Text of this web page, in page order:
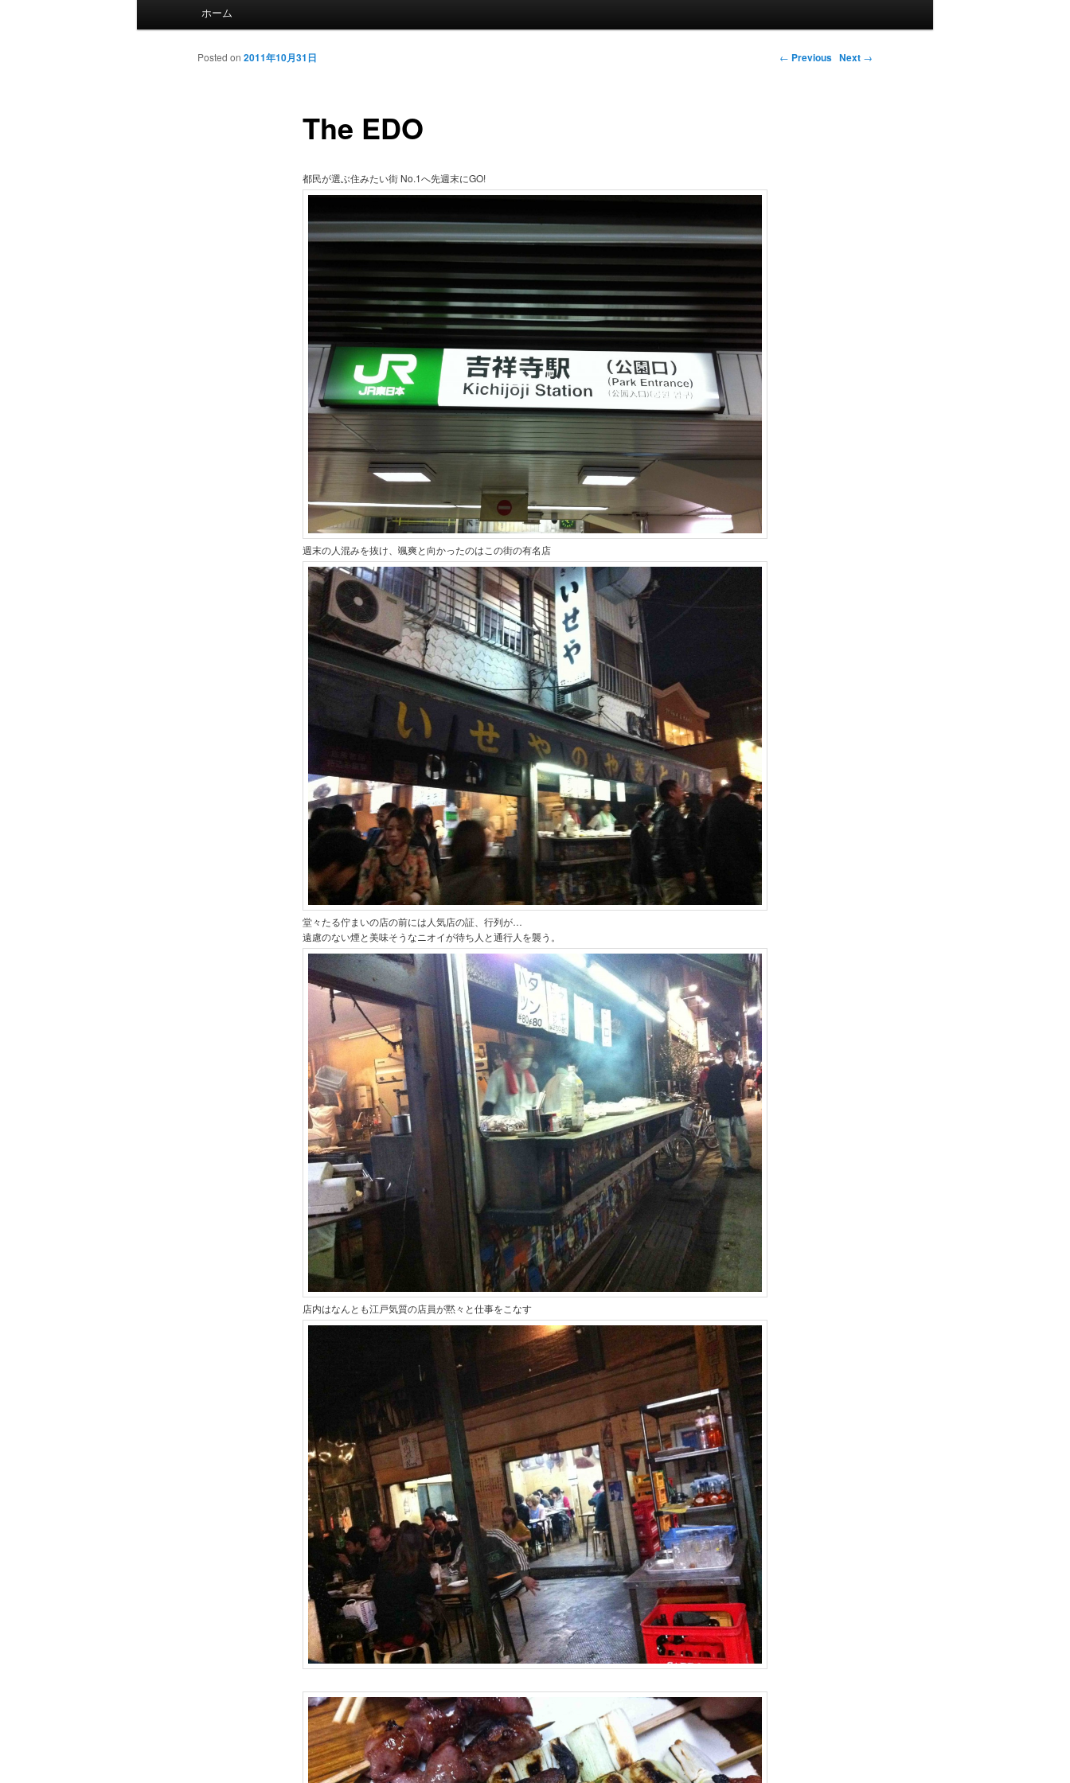
Skip to primary content
Skip to secondary content
ホーム
Post navigation ← Previous Next →
The EDO
Posted on 2011年10月31日
都民が選ぶ住みたい街 No.1へ先週末にGO!
週末の人混みを抜け、颯爽と向かったのはこの街の有名店
堂々たる佇まいの店の前には人気店の証、行列が…
遠慮のない煙と美味そうなニオイが待ち人と通行人を襲う。
店内はなんとも江戸気質の店員が黙々と仕事をこなす